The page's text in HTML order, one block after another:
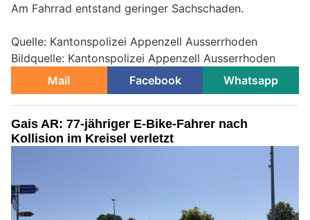
Am Fahrrad entstand geringer Sachschaden.
Quelle: Kantonspolizei Appenzell Ausserrhoden
Bildquelle: Kantonspolizei Appenzell Ausserrhoden
Mail
Facebook Whatsapp
Gais AR: 77-jähriger E-Bike-Fahrer nach
Kollision im Kreisel verletzt